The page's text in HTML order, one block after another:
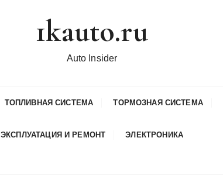
1kauto.ru
Auto Insider
ТОПЛИВНАЯ СИСТЕМА ТОРМОЗНАЯ СИСТЕМА
ЭКСПЛУАТАЦИЯ И РЕМОНТ ЭЛЕКТРОНИКА